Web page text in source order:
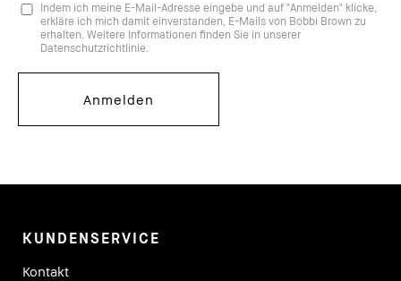
Indem ich meine E-Mail-Adresse eingebe und auf "Anmelden" klicke,
erkläre ich mich damit einverstanden, E-Mails von Bobbi Brown zu
erhalten. Weitere Informationen finden Sie in unserer
Datenschutzrichtlinie.
KUNDENSERVICE
Kontakt